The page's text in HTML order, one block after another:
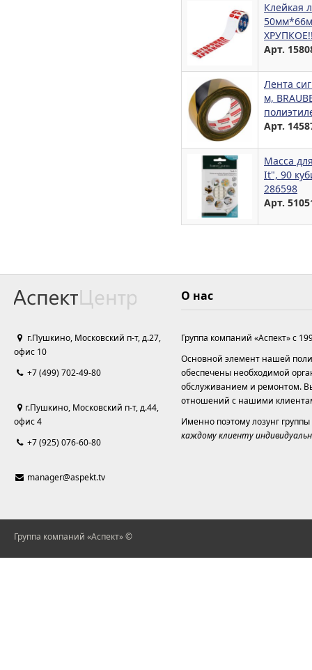
Клейкая
Арт.
Лента
м,
Арт.
Масса
It", 90
286598
Арт.
г.Пушкино, Московский п-т, д.27,
офис 10
+7 (499) 702-49-80
г.Пушкино, Московский п-т, д.44,
офис 4
+7 (925) 076-60-80
manager@aspekt.tv
О нас
Группа компаний «Аспект» с
Основной элемент нашей
обеспечены необходимой
обслуживанием и ремонтом.
отношений с нашими
Именно поэтому лозунг
каждому клиенту
Группа компаний «Аспект» ©